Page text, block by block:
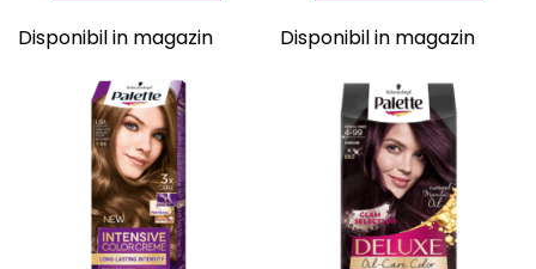
Disponibil in magazin Disponibil in magazin